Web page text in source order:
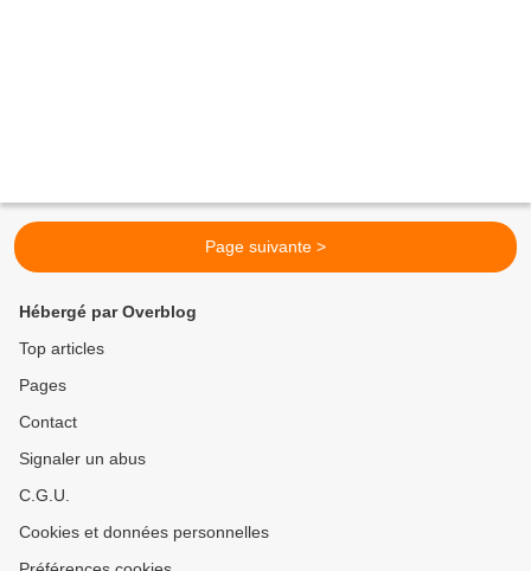
Page suivante >
Hébergé par Overblog
Top articles
Pages
Contact
Signaler un abus
C.G.U.
Cookies et données personnelles